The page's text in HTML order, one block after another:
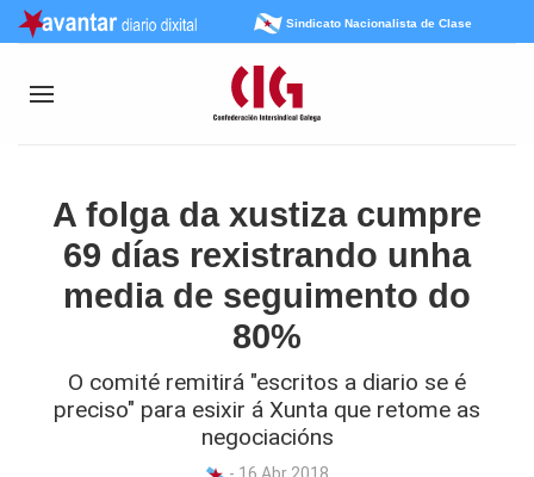
Sindicato Nacionalista de Clase
A folga da xustiza cumpre
69 días rexistrando unha
media de seguimento do
80%
O comité remitirá "escritos a diario se é
preciso" para esixir á Xunta que retome as
negociacións